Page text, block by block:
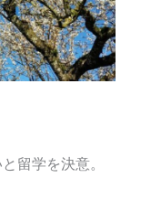
留学を決意。